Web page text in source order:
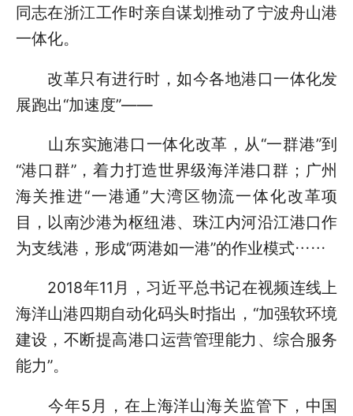
同志在浙江工作时亲自谋划推动了宁波舟山港
一体化。
改革只有进行时，如今各地港口一体化发
展跑出“加速度”——
山东实施港口一体化改革，从“一群港”到
“港口群”，着力打造世界级海洋港口群；广州
海关推进“一港通”大湾区物流一体化改革项
目，以南沙港为枢纽港、珠江内河沿江港口作
为支线港，形成“两港如一港”的作业模式……
2018年11月，习近平总书记在视频连线上
海洋山港四期自动化码头时指出，“加强软环境
建设，不断提高港口运营管理能力、综合服务
能力”。
今年5月，在上海洋山海关监管下，中国